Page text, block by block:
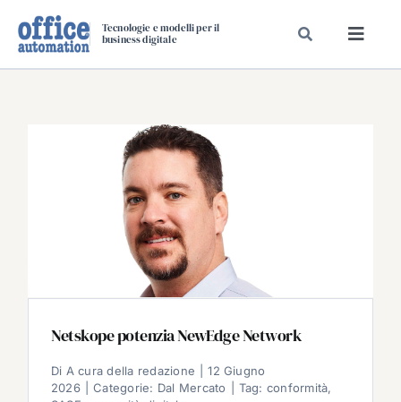
Tecnologie e modelli per il
business digitale
TAVOLE ROTONDE DI REDAZIONE
Netskope potenzia NewEdge Network
Di A cura della redazione
12 Giugno
2026
Categorie: Dal Mercato Tag: conformità,